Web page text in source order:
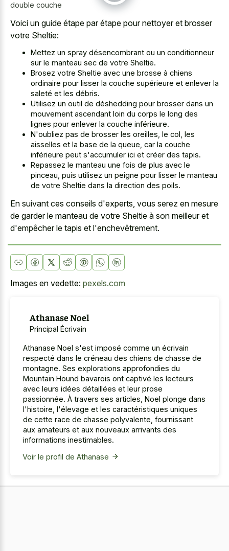
double couche
Voici un guide étape par étape pour nettoyer et brosser
votre Sheltie:
Mettez un spray désencombrant ou un conditionneur
sur le manteau sec de votre Sheltie.
Brosez votre Sheltie avec une brosse à chiens
ordinaire pour lisser la couche supérieure et enlever la
saleté et les débris.
Utilisez un outil de déshedding pour brosser dans un
mouvement ascendant loin du corps le long des
lignes pour enlever la couche inférieure.
N'oubliez pas de brosser les oreilles, le col, les
aisselles et la base de la queue, car la couche
inférieure peut s'accumuler ici et créer des tapis.
Repassez le manteau une fois de plus avec le
pinceau, puis utilisez un peigne pour lisser le manteau
de votre Sheltie dans la direction des poils.
En suivant ces conseils d'experts, vous serez en mesure
de garder le manteau de votre Sheltie à son meilleur et
d'empêcher le tapis et l'enchevêtrement.
Images en vedette: pexels.com
Athanase Noel
Principal Écrivain
Athanase Noel s'est imposé comme un écrivain
respecté dans le créneau des chiens de chasse de
montagne. Ses explorations approfondies du
Mountain Hound bavarois ont captivé les lecteurs
avec leurs idées détaillées et leur prose
passionnée. À travers ses articles, Noel plonge dans
l'histoire, l'élevage et les caractéristiques uniques
de cette race de chasse polyvalente, fournissant
aux amateurs et aux nouveaux arrivants des
informations inestimables.
Voir le profil de Athanase